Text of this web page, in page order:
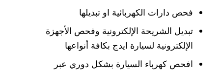
فحص دارات الكهربائية او تبديلها
تبديل الشريحة الإلكترونية وفحص الأجهزة
الإلكترونية لسيارة ايدج بكافة أنواعها
افحص كهرباء السيارة بشكل دوري عبر